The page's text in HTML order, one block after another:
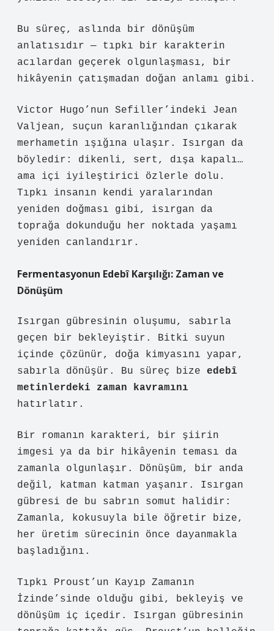
Bu süreç, aslında bir dönüşüm
anlatısıdır — tıpkı bir karakterin
acılardan geçerek olgunlaşması, bir
hikâyenin çatışmadan doğan anlamı gibi.
Victor Hugo’nun Sefiller’indeki Jean
Valjean, suçun karanlığından çıkarak
merhametin ışığına ulaşır. Isırgan da
böyledir: dikenli, sert, dışa kapalı…
ama içi iyileştirici özlerle dolu.
Tıpkı insanın kendi yaralarından
yeniden doğması gibi, isırgan da
toprağa dokunduğu her noktada yaşamı
yeniden canlandırır.
Fermentasyonun Edebî Karşılığı: Zaman ve
Dönüşüm
Isırgan gübresinin oluşumu, sabırla
geçen bir bekleyiştir. Bitki suyun
içinde çözünür, doğa kimyasını yapar,
sabırla dönüşür. Bu süreç bize edebî
metinlerdeki zaman kavramını
hatırlatır.
Bir romanın karakteri, bir şiirin
imgesi ya da bir hikâyenin teması da
zamanla olgunlaşır. Dönüşüm, bir anda
değil, katman katman yaşanır. Isırgan
gübresi de bu sabrın somut halidir:
Zamanla, kokusuyla bile öğretir bize,
her üretim sürecinin önce dayanmakla
başladığını.
Tıpkı Proust’un Kayıp Zamanın
İzinde’sinde olduğu gibi, bekleyiş ve
dönüşüm iç içedir. Isırgan gübresinin